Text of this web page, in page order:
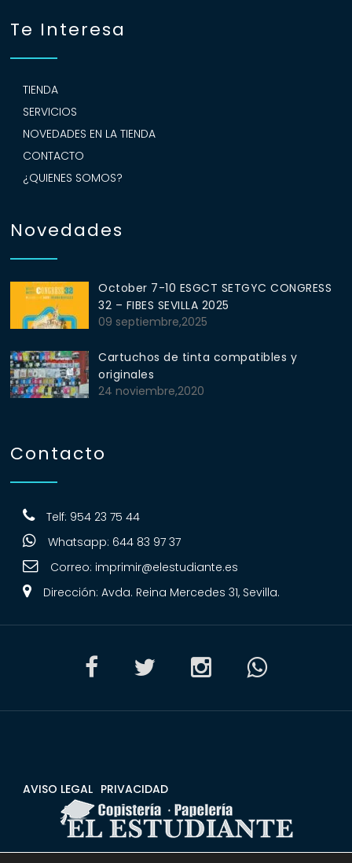
Te Interesa
TIENDA
SERVICIOS
NOVEDADES EN LA TIENDA
CONTACTO
¿QUIENES SOMOS?
Novedades
October 7-10 ESGCT SETGYC CONGRESS
32 – FIBES SEVILLA 2025
09 septiembre,2025
Cartuchos de tinta compatibles y
originales
24 noviembre,2020
Contacto
Telf: 954 23 75 44
Whatsapp: 644 83 97 37
Correo: imprimir@elestudiante.es
Dirección: Avda. Reina Mercedes 31, Sevilla.
AVISO LEGAL PRIVACIDAD